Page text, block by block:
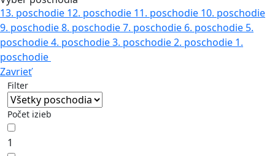
13. poschodie 12. poschodie 11. poschodie 10. poschodie
9. poschodie8. poschodie7. poschodie 6. poschodie 5.
poschodie4. poschodie3. poschodie2. poschodie 1.
poschodie
Zavrieť
Filter
Počet izieb
1